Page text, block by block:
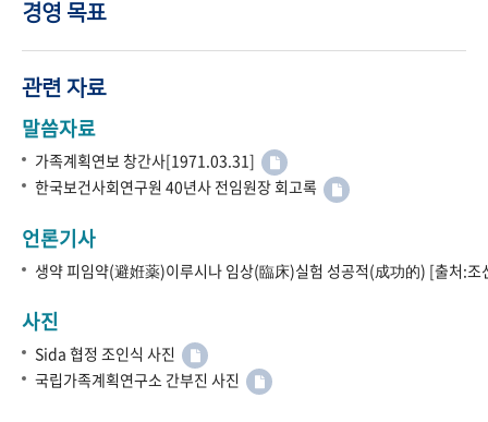
경영 목표
관련 자료
말씀자료
가족계획연보 창간사[1971.03.31]
한국보건사회연구원 40년사 전임원장 회고록
언론기사
생약 피임약(避姙薬)이루시나 임상(臨床)실험 성공적(成功的) [출처:
사진
Sida 협정 조인식 사진
국립가족계획연구소 간부진 사진